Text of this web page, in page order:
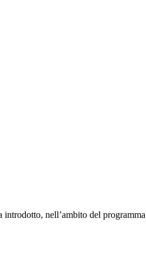
nell’ambito del